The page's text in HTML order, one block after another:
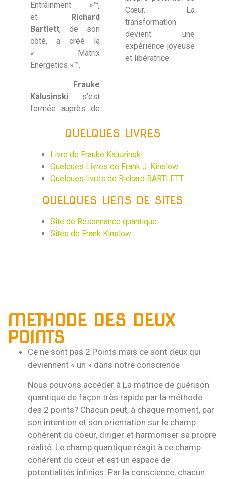
Entrainment »™,
et
Richard
Bartlett, de son
côté, a créé la
« Matrix
Energetics »™.
Frauke
Kalusinski s’est
formée auprès de
Cœur. La
transformation
devient une
expérience joyeuse
et libératrice.
QUELQUES LIVRES
Livre de Frauke Kaluzinski
Quelques Livres de Frank J. Kinslow
Quelques livres de Richard BARTLETT
QUELQUES LIENS DE SITES
Site de Resonnance quantique
Sites de Frank Kinslow
METHODE DES DEUX
POINTS
Ce ne sont pas 2 Points mais ce sont deux qui
deviennent « un » dans notre conscience
Nous pouvons accéder à La matrice de guérison
quantique de façon très rapide par la méthode
des 2 points? Chacun peut, à chaque moment, par
son intention et son orientation sur le champ
cohérent du coeur, diriger et harmoniser sa propre
réalité. Le champ quantique réagit à ce champ
cohérent du cœur et est un espace de
potentialités infinies. Par la conscience, chacun